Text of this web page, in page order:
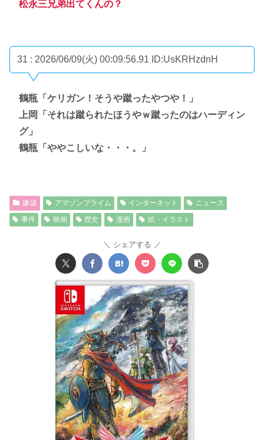
松永三兄弟出てくんの？
31 : 2026/06/09(火) 00:09:56.91 ID:UsKRHzdnH
鶴瓶「ケリガン！そうや蹴ったやつや！」
上岡「それは蹴られたほうやｗ蹴ったのはハーディン
グ」
鶴瓶「ややこしいな・・・。」
嫌儲 アマゾンプライム インターネット
ニュース
事件
映画 歴史 漫画 絵・イラスト
シェアする